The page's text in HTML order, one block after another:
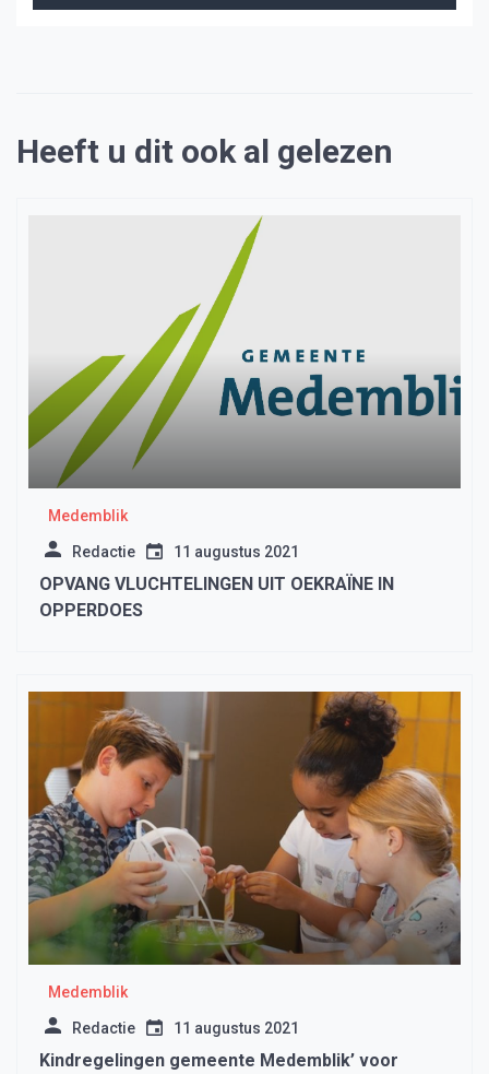
Heeft u dit ook al gelezen
Medemblik
Redactie 11 augustus 2021
OPVANG VLUCHTELINGEN UIT OEKRAÏNE IN
OPPERDOES
Medemblik
Redactie 11 augustus 2021
Kindregelingen gemeente Medemblik’ voor